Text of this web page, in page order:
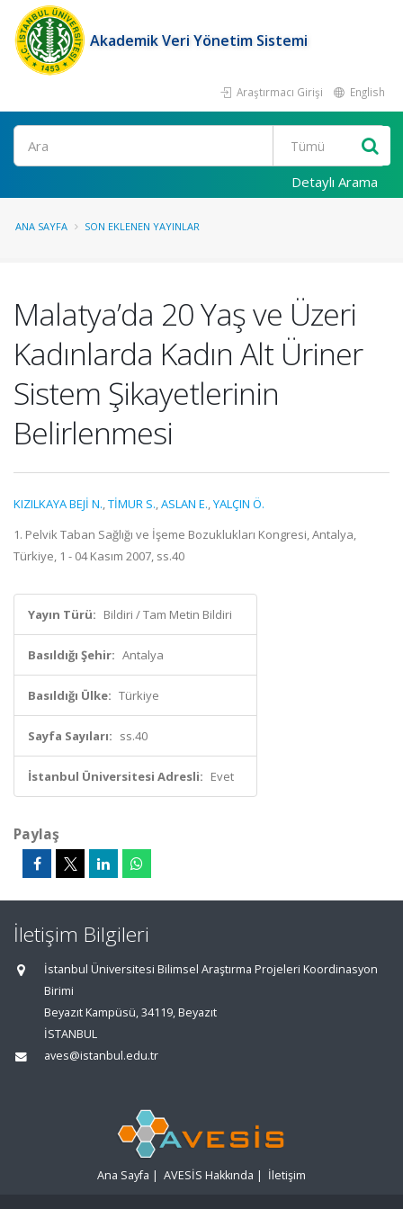
Akademik Veri Yönetim Sistemi
Araştırmacı Girişi English
Ara
Detaylı Arama
ANA SAYFA SON EKLENEN YAYINLAR
Malatya’da 20 Yaş ve Üzeri
Kadınlarda Kadın Alt Üriner
Sistem Şikayetlerinin
Belirlenmesi
KIZILKAYA BEJİ N.,TİMUR S.,ASLAN E.,YALÇIN Ö.
1. Pelvik Taban Sağlığı ve İşeme Bozuklukları Kongresi, Antalya,
Türkiye, 1 - 04 Kasım 2007, ss.40
Yayın Türü: Bildiri / Tam Metin Bildiri
Basıldığı Şehir: Antalya
Basıldığı Ülke: Türkiye
Sayfa Sayıları: ss.40
İstanbul Üniversitesi Adresli: Evet
Paylaş
İletişim Bilgileri
İstanbul Üniversitesi Bilimsel Araştırma Projeleri Koordinasyon
Birimi
Beyazıt Kampüsü, 34119, Beyazıt
İSTANBUL
aves@istanbul.edu.tr
Ana Sayfa | AVESİS Hakkında | İletişim